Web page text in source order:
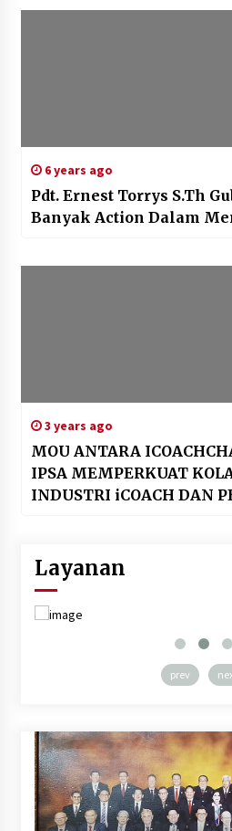
6 years ago
Pdt. Ernest Torrys S.Th
Banyak Action Dalam
3 years ago
MOU ANTARA
IPSA MEMPERKUAT
INDUSTRI iCOACH DAN
Layanan
prev